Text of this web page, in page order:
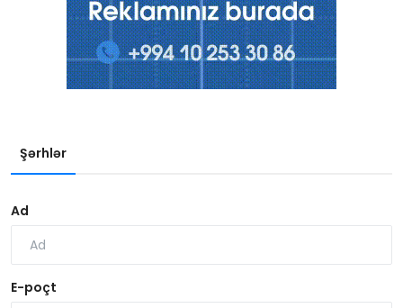
Şərhlər
Ad
E-poçt